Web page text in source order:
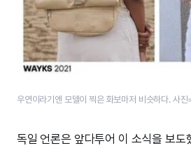
우연이라기엔 모델이 찍은 화보마저 비슷하다. 사
독일 언론은 앞다투어 이 소식을 보도